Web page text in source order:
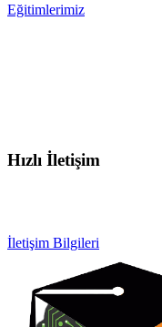
Eğitimlerimiz
Hızlı İletişim
İletişim Bilgileri